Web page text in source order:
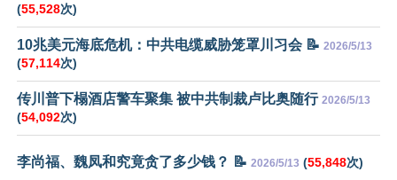
(55,528次)
10兆美元海底危机：中共电缆威胁笼罩川习会 📝 2026/5/13
(57,114次)
传川普下榻酒店警车聚集 被中共制裁卢比奥随行 2026/5/13
(54,092次)
李尚福、魏凤和究竟贪了多少钱？ 📝 2026/5/13 (55,848次)